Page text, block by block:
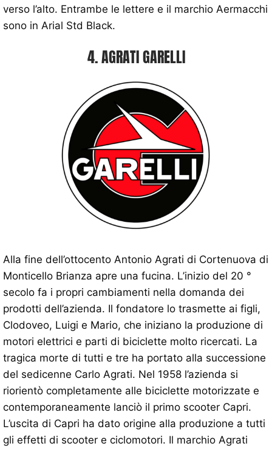
verso l’alto. Entrambe le lettere e il marchio Aermacchi
sono in Arial Std Black.
4. AGRATI GARELLI
Alla fine dell’ottocento Antonio Agrati di Cortenuova di
Monticello Brianza apre una fucina. L’inizio del 20 °
secolo fa i propri cambiamenti nella domanda dei
prodotti dell’azienda. Il fondatore lo trasmette ai figli,
Clodoveo, Luigi e Mario, che iniziano la produzione di
motori elettrici e parti di biciclette molto ricercati. La
tragica morte di tutti e tre ha portato alla successione
del sedicenne Carlo Agrati. Nel 1958 l’azienda si
riorientò completamente alle biciclette motorizzate e
contemporaneamente lanciò il primo scooter Capri.
L’uscita di Capri ha dato origine alla produzione a tutti
gli effetti di scooter e ciclomotori. Il marchio Agrati